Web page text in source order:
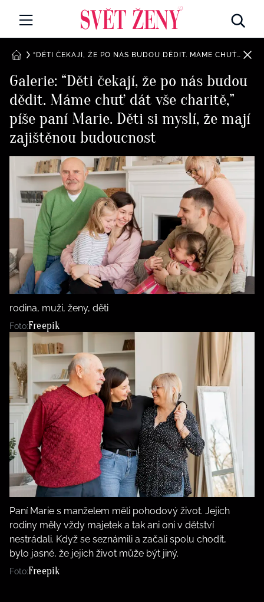
MÓDA A KRÁSA
CELEBRITY
Všechny kategorie
Rozhovory
RETROHUBKY
PSYCHOLOGIE
Všechny kategorie
Seberozvoj
ZDRAVÍ
Všechny kategorie
Životní styl
ZÁBAVA
Všechny kategorie
Testy a kvízy
BYDLENÍ
Všechny kategorie
Tvoření
Rady a tipy
BurdaMedia
Extra
DOMŮ “DĚTI ČEKAJÍ, ŽE PO NÁS BUDOU DĚDIT. MÁME CHUŤ DÁT VŠE CHARITĚ,” PÍŠE PANÍ MARIE. DĚTI SI MYSLÍ, ŽE MAJÍ ZAJIŠTĚNOU BUDOUCNOST
Galerie: “Děti čekají, že po nás budou
dědit. Máme chuť dát vše charitě,”
píše paní Marie. Děti si myslí, že mají
zajištěnou budoucnost
rodina, muži, ženy, děti
Foto:Freepik
Paní Marie s manželem měli pohodový život. Jejich
rodiny měly vždy majetek a tak ani oni v dětství
nestrádali. Když se seznámili a začali spolu chodit,
bylo jasné, že jejich život může být jiný.
Foto:Freepik